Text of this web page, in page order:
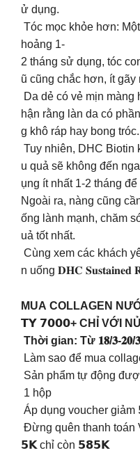
ử dụng.
Tóc mọc khỏe hơn:
hoảng 1-
2 tháng sử dụng, tóc
ũ cũng chắc hơn, ít
Da dẻ có vẻ mịn màng
hận rằng làn da có
g khô ráp hay bong tróc.
Tuy nhiên, DHC Biotin
u quả sẽ không đến
ụng ít nhất 1-2 tháng
Ngoài ra, nàng cũng
ống lành mạnh, chăm
uả tốt nhất.
Cùng xem các khách
n uống 𝐃𝐇𝐂 𝐒𝐮𝐬𝐭𝐚𝐢𝐧𝐞𝐝
MUA COLLAGEN
𝗧𝗬 𝟳𝟬𝟬𝟬+ CHỈ VỚI
Thời gian: Từ 𝟏𝟖/𝟑-𝟐𝟎/𝟑
Làm sao để mua
Sản phẩm tự động
1 hộp
Áp dụng voucher
Đừng quên thanh toán
𝟱𝗞 chỉ còn 𝟱𝟴𝟱𝗞